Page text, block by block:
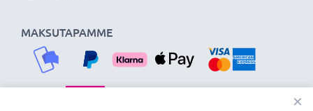
MAKSUTAPAMME
×